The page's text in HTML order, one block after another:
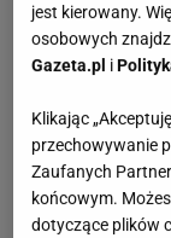
jest kierowany.
osobowych
Gazeta.pl i
Klikając
przechowywanie
Zaufanych
końcowym.
dotyczące plików